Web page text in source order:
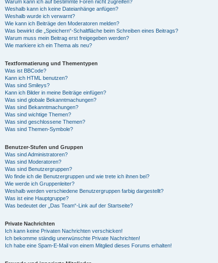
Warum kann ich auf bestimmte Foren nicht zugreifen?
Weshalb kann ich keine Dateianhänge anfügen?
Weshalb wurde ich verwarnt?
Wie kann ich Beiträge den Moderatoren melden?
Was bewirkt die „Speichern“-Schaltfläche beim Schreiben eines Beitrags?
Warum muss mein Beitrag erst freigegeben werden?
Wie markiere ich ein Thema als neu?
Textformatierung und Thementypen
Was ist BBCode?
Kann ich HTML benutzen?
Was sind Smileys?
Kann ich Bilder in meine Beiträge einfügen?
Was sind globale Bekanntmachungen?
Was sind Bekanntmachungen?
Was sind wichtige Themen?
Was sind geschlossene Themen?
Was sind Themen-Symbole?
Benutzer-Stufen und Gruppen
Was sind Administratoren?
Was sind Moderatoren?
Was sind Benutzergruppen?
Wo finde ich die Benutzergruppen und wie trete ich ihnen bei?
Wie werde ich Gruppenleiter?
Weshalb werden verschiedene Benutzergruppen farbig dargestellt?
Was ist eine Hauptgruppe?
Was bedeutet der „Das Team“-Link auf der Startseite?
Private Nachrichten
Ich kann keine Privaten Nachrichten verschicken!
Ich bekomme ständig unerwünschte Private Nachrichten!
Ich habe eine Spam-E-Mail von einem Mitglied dieses Forums erhalten!